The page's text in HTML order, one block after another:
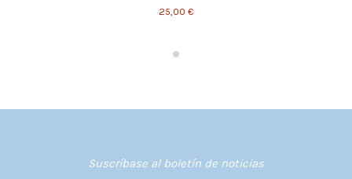
25,00 €
Suscríbase al boletín de noticias